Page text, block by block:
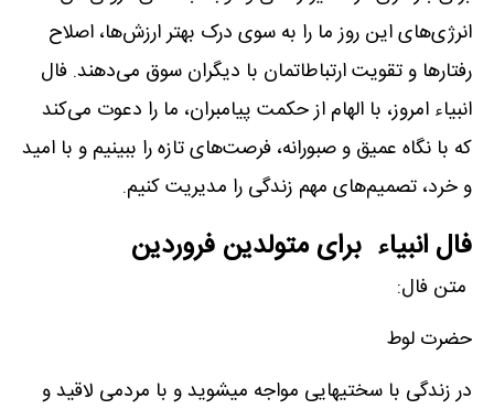
انرژی‌های این روز ما را به سوی درک بهتر ارزش‌ها، اصلاح
رفتارها و تقویت ارتباطاتمان با دیگران سوق می‌دهند. فال
انبیاء امروز، با الهام از حکمت پیامبران، ما را دعوت می‌کند
که با نگاه عمیق و صبورانه، فرصت‌های تازه را ببینیم و با امید
و خرد، تصمیم‌های مهم زندگی را مدیریت کنیم.
فال انبیاء برای متولدین فروردین
متن فال:
حضرت لوط
در زندگی با سختیهایی مواجه میشوید و با مردمی لاقید و